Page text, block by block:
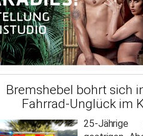
Bremshebel bohrt sich
Fahrrad-Unglück im
25-